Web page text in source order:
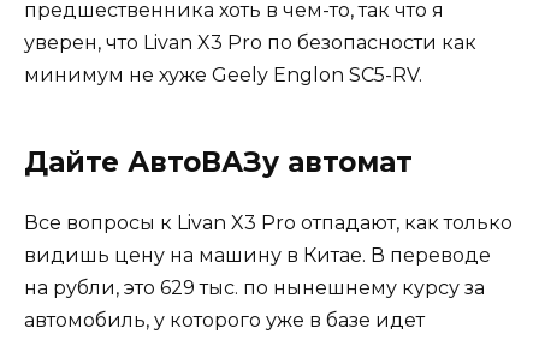
предшественника хоть в чем-то, так что я
уверен, что Livan X3 Pro по безопасности как
минимум не хуже Geely Englon SC5-RV.
Дайте АвтоВАЗу автомат
Все вопросы к Livan X3 Pro отпадают, как только
видишь цену на машину в Китае. В переводе
на рубли, это 629 тыс. по нынешнему курсу за
автомобиль, у которого уже в базе идет